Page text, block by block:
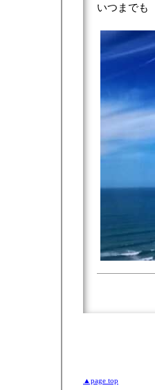
いつまでも
▲page top